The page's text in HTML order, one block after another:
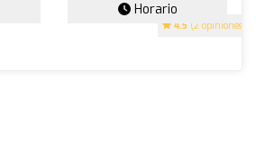
4.5 (2 opiniones)
Horario